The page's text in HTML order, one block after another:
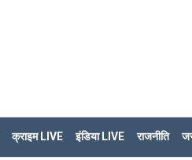
क्राइम LIVE इंडिया LIVE राजनीति